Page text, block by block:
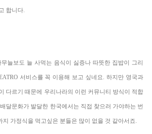
합니다.
늘보도 늘 사먹는 음식이 싫증나 따뜻한 집밥이 그리
서비스를 꼭 이용해 보고 싶네요.하지만 영국과
다르기 때문에 우리나라의 이런 커뮤니티 방식이 적합
배달문화가 발달한 한국에서는 직접 찾으러 가야하는 번
지 가정식을 먹고싶은 분들은 많이 없을 것 같아서죠.